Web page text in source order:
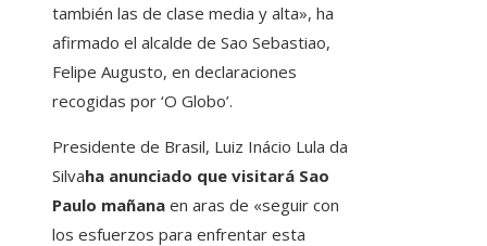
también las de clase media y alta», ha
afirmado el alcalde de Sao Sebastiao,
Felipe Augusto, en declaraciones
recogidas por ‘O Globo’.
Presidente de Brasil, Luiz Inácio Lula da
Silvaha anunciado que visitará Sao
Paulo mañana en aras de «seguir con
los esfuerzos para enfrentar esta